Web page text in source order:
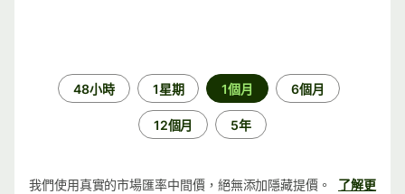
48小時 1星期 1個月 6個月
12個月 5年
我們使用真實的市場匯率中間價，絕無添加隱藏提價。
了解更